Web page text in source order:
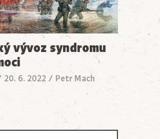
vývoz syndromu
20. 6. 2022 / Petr Mach